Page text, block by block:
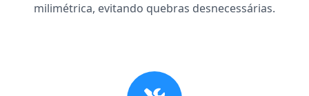
milimétrica, evitando quebras desnecessárias.